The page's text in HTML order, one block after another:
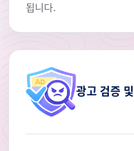
됩니다.
광고 검증